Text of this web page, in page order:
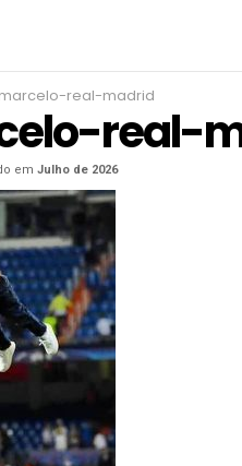
real-madrid
real-
em Julho de 2026